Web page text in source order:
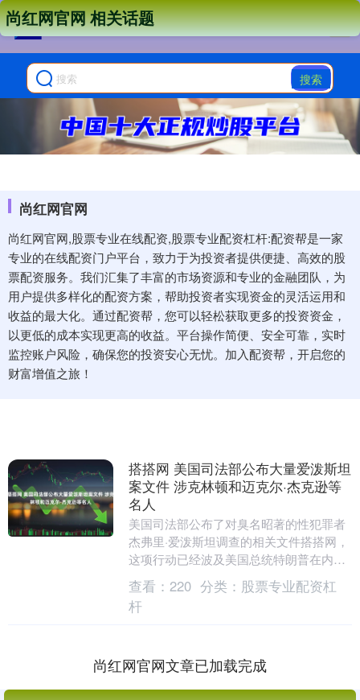
搜索
尚红网官网
尚红网官网,股票专业在线配资,股票专业配资杠杆:配资帮是一家
专业的在线配资门户平台，致力于为投资者提供便捷、高效的股
票配资服务。我们汇集了丰富的市场资源和专业的金融团队，为
用户提供多样化的配资方案，帮助投资者实现资金的灵活运用和
收益的最大化。通过配资帮，您可以轻松获取更多的投资资金，
以更低的成本实现更高的收益。平台操作简便、安全可靠，实时
监控账户风险，确保您的投资安心无忧。加入配资帮，开启您的
财富增值之旅！
尚红网官网 相关话题
搭搭网 美国司法部公布大量爱泼斯坦
案文件 涉克林顿和迈克尔·杰克逊等
名人
美国司法部公布了对臭名昭著的性犯罪者
杰弗里·爱泼斯坦调查的相关文件搭搭网，
这项行动已经波及美国总统特朗普在内的
政商名流。 此次披露是因为国会11月以压
倒性多数通....
查看： 220 分类： 股票专业配资杠
杆
尚红网官网文章已加载完成